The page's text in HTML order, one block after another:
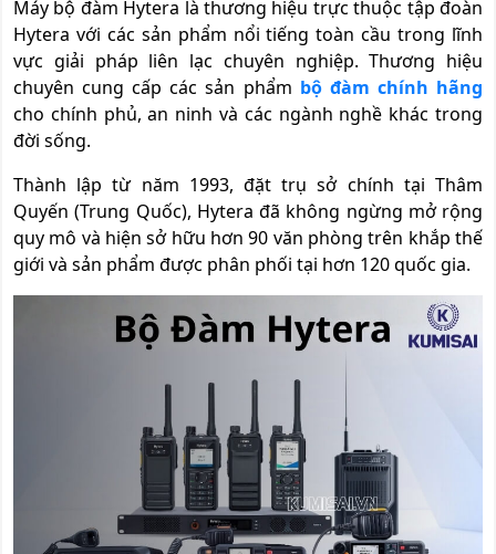
Máy bộ đàm Hytera là thương hiệu trực thuộc tập đoàn
Hytera với các sản phẩm nổi tiếng toàn cầu trong lĩnh
vực giải pháp liên lạc chuyên nghiệp. Thương hiệu
chuyên cung cấp các sản phẩm bộ đàm chính hãng
cho chính phủ, an ninh và các ngành nghề khác trong
đời sống.
Thành lập từ năm 1993, đặt trụ sở chính tại Thâm
Quyến (Trung Quốc), Hytera đã không ngừng mở rộng
quy mô và hiện sở hữu hơn 90 văn phòng trên khắp thế
giới và sản phẩm được phân phối tại hơn 120 quốc gia.